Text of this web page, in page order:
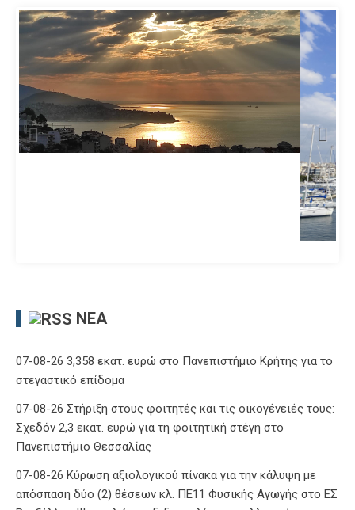
ΝΈΑ
07-08-26 3,358 εκατ. ευρώ στο Πανεπιστήμιο Κρήτης για το
στεγαστικό επίδομα
07-08-26 Στήριξη στους φοιτητές και τις οικογένειές τους:
Σχεδόν 2,3 εκατ. ευρώ για τη φοιτητική στέγη στο
Πανεπιστήμιο Θεσσαλίας
07-08-26 Κύρωση αξιολογικού πίνακα για την κάλυψη με
απόσπαση δύο (2) θέσεων κλ. ΠΕ11 Φυσικής Αγωγής στο ΕΣ